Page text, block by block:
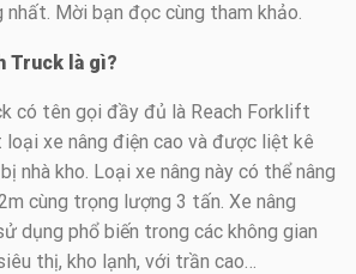
Mời bạn đọc cùng tham khảo.
Truck là gì?
có tên gọi đầy đủ là Reach Forklift
loại xe nâng điện cao và được liệt kê
nhà kho. Loại xe nâng này có thể nâng
cùng trọng lượng 3 tấn. Xe nâng
dụng phổ biến trong các không gian
thị, kho lạnh, với trần cao…